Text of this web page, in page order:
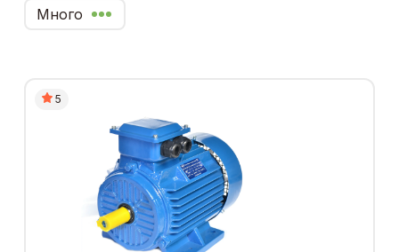
Много
5